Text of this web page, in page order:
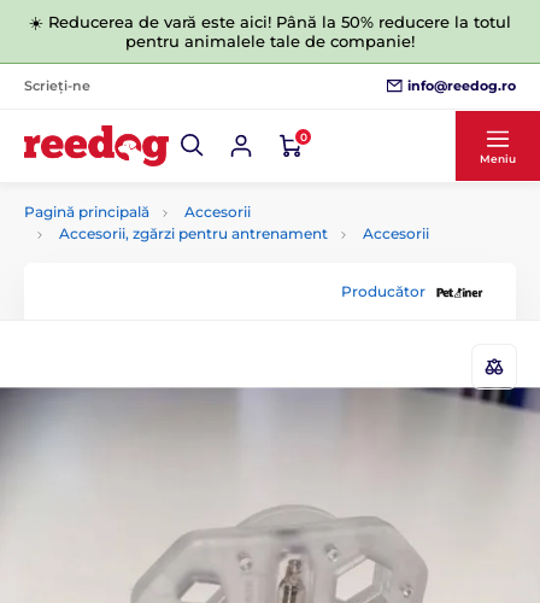
☀️ Reducerea de vară este aici! Până la 50% reducere la totul
pentru animalele tale de companie!
Scrieți-ne info@reedog.ro
0
Meniu
Pagină principală
Accesorii
Accesorii, zgărzi pentru antrenament
Accesorii
Producător